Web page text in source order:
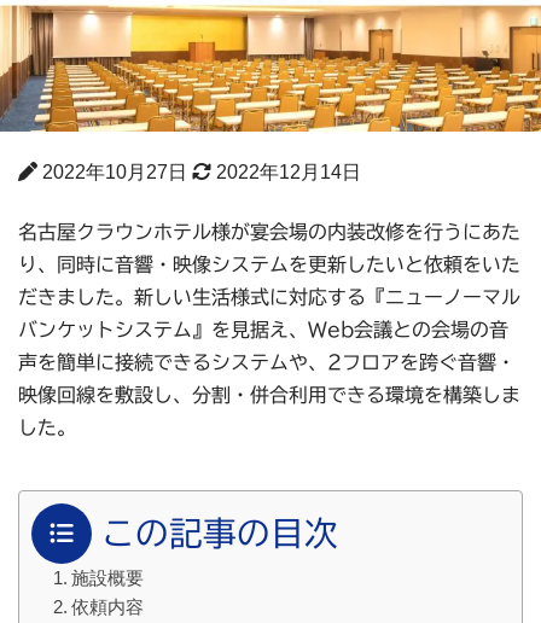
2022年10月27日 2022年12月14日
名古屋クラウンホテル様が宴会場の内装改修を行うにあた
り、同時に音響・映像システムを更新したいと依頼をいた
だきました。新しい生活様式に対応する『ニューノーマル
バンケットシステム』を見据え、Web会議との会場の音
声を簡単に接続できるシステムや、2フロアを跨ぐ音響・
映像回線を敷設し、分割・併合利用できる環境を構築しま
した。
この記事の目次
施設概要
依頼内容